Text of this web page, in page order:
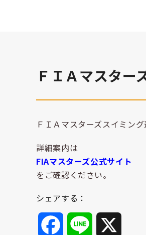
ＦＩＡマスター
ＦＩＡマスターズスイミン
詳細案内は
FIAマスターズ公式サイト
をご確認ください。
シェアする：
Facebook Line